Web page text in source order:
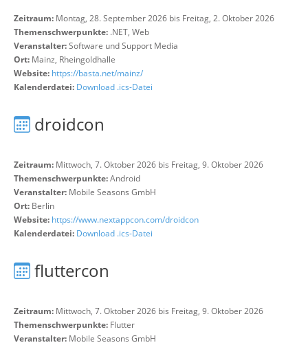
Zeitraum: Montag, 28. September 2026 bis Freitag, 2. Oktober 2026
Themenschwerpunkte: .NET, Web
Veranstalter:Software und Support Media
Ort: Mainz, Rheingoldhalle
Website: https://basta.net/mainz/
Kalenderdatei: Download .ics-Datei
droidcon
Zeitraum: Mittwoch, 7. Oktober 2026 bis Freitag, 9. Oktober 2026
Themenschwerpunkte:Android
Veranstalter: Mobile Seasons GmbH
Ort: Berlin
Website: https://www.nextappcon.com/droidcon
Kalenderdatei: Download .ics-Datei
fluttercon
Zeitraum: Mittwoch, 7. Oktober 2026 bis Freitag, 9. Oktober 2026
Themenschwerpunkte: Flutter
Veranstalter: Mobile Seasons GmbH